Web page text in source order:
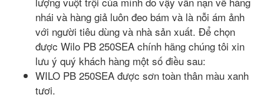
nhái và hàng giả luôn đeo bám và là nỗi ám ảnh
với người tiêu dùng và nhà sản xuất. Để chọn
được Wilo PB 250SEA chính hãng chúng tôi xin
lưu ý quý khách hàng một số điều sau:
WILO PB 250SEA được sơn toàn thân màu xanh
tươi.